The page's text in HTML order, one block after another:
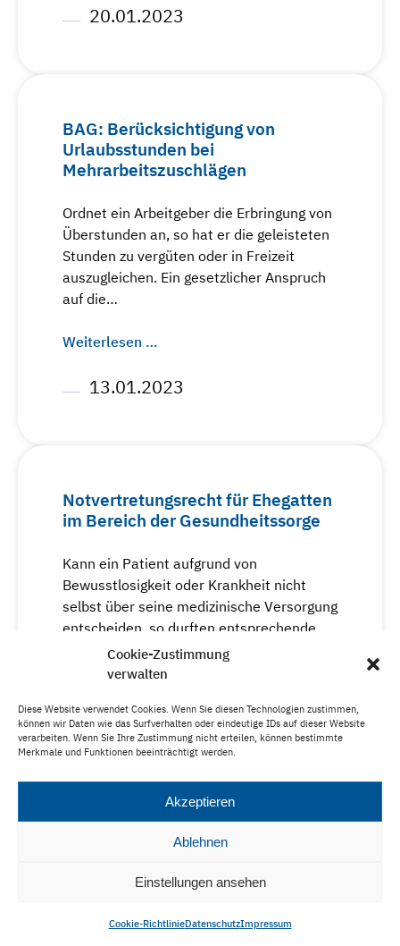
Cookie-Zustimmung
verwalten
Diese Website verwendet Cookies. Wenn Sie diesen Technologien zustimmen,
können wir Daten wie das Surfverhalten oder eindeutige IDs auf dieser Website
verarbeiten. Wenn Sie Ihre Zustimmung nicht erteilen, können bestimmte
Merkmale und Funktionen beeinträchtigt werden.
Akzeptieren
Ablehnen
Einstellungen ansehen
Cookie-RichtlinieDatenschutzImpressum
20.01.2023
BAG: Berücksichtigung von
Urlaubsstunden bei
Mehrarbeitszuschlägen
Ordnet ein Arbeitgeber die Erbringung von
Überstunden an, so hat er die geleisteten
Stunden zu vergüten oder in Freizeit
auszugleichen. Ein gesetzlicher Anspruch
auf die…
Weiterlesen …
13.01.2023
Notvertretungsrecht für Ehegatten
im Bereich der Gesundheitssorge
Kann ein Patient aufgrund von
Bewusstlosigkeit oder Krankheit nicht
selbst über seine medizinische Versorgung
entscheiden, so durften entsprechende
Entscheidungen vom Ehegatten bisher
lediglich dann vorgenommen…
Weiterlesen …
09.01.2023
BVerwG: „Pausen in
Bereithaltung“ sind Arbeitszeit und
beamtenrechtlichen